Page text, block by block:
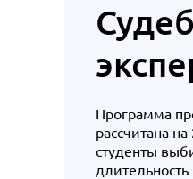
Программа
рассчитана
студенты